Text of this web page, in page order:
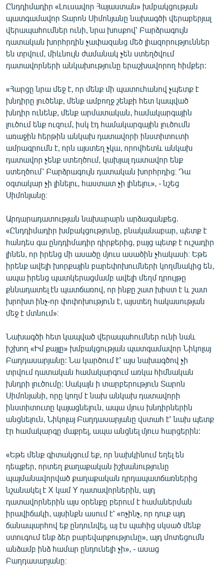
«Ազատության» բոլոր կայքերը
Ընդդիմադիր «Լուսավոր Հայաստան» խմբակցության
պատգամավոր Տարոն Սիմոնյանը նախագծի վերաբերյալ
վերապահումներ ունի, նրա խոսքով՝ Բարձրագույն
դատական խորհրդին չափազանց մեծ լիազորություններ
են տրվում, միևնույն ժամանակ չեն ստեղծվում
դատավորների անկախությունը երաշխավորող հիմքեր:
«Հարցը նրա մեջ է, որ մենք մի պատուհանով չպետք է
խնդիրը լուծենք, մենք ամբողջ շենքի հետ կապված
խնդիր ունենք, մենք արմատական, համակարգային
լուծում ենք ուզում, իսկ էդ համակարգային լուծումն
առաջին հերթին անկախ դատավորի ինստիտուտի
ամրագրումն է, որն այստեղ չկա, որովհետև անկախ
դատավոր չենք ստեղծում, կախյալ դատավոր ենք
ստեղծում՝ Բարձրագույն դատական խորհրդից։ Դա
օգտակար չի լինելու, հաստատ չի լինելու», - նշեց
Սիմոնյանը։
Արդարադատության նախարարն արձագանքեց.
«Ընդդիմադիր խմբակցությունը, բնականաբար, պետք է
հանդես գա ընդդիմադիր դիրքերից, բայց պետք է ուշադիր
լինեն, որ իրենց մի ասածը մյուս ասածին չհակասի։ Եթե
իրենք ավելի խորքային բարեփոխումների կողմնակից են,
ապա իրենց պատկերացմամբ ավելի մեղմ դրույթը
քննադատել էն պատճառով, որ ինքը շատ խիստ է և շատ
խրոխտ ինչ-որ փոփոխություն է, այստեղ հակասության
մեջ է մտնում»։
Նախագծի հետ կապված վերապահումներ ունի նաև
իշխող «Իմ քայլը» խմբակցության պատգամավոր Նիկոլայ
Բաղդասարյանը: Նա կարծում է՝ այս նախագծով չի
տրվում դատական համակարգում առկա հիմնական
խնդրի լուծումը: Սակայն ի տարբերություն Տարոն
Սիմոնյանի, որը կողմ է նախ անկախ դատավորի
ինստիտուտը կայացնելուն, ապա մյուս խնդիրներին
անցնելուն, Նիկոլայ Բաղդասարյանը վստահ է՝ նախ պետք
էր համակարգը մաքրել, ապա անցնել մյուս հարցերին:
«Եթե մենք գիտակցում եք, որ նախկինում եղել են
դեպքեր, որտեղ քաղաքական իշխանությունը
պայմանավորված քաղաքական դրդապատճառներից
նշանակել է X կամ Y դատավորներին, այդ
դատավորներին այս օրենքը բերում է համաներման
իրավիճակի, այսինքն ասում է՝ «ոչինչ, որ դուք այդ
ճանապարհով եք ընդունվել, այ էս պահից սկսած մենք
ստուգում ենք ձեր բարեվարքությունը», այդ մոտեցումն
անձամբ ինձ համար ընդունելի չի», - ասաց
Բաղդասարյանը։